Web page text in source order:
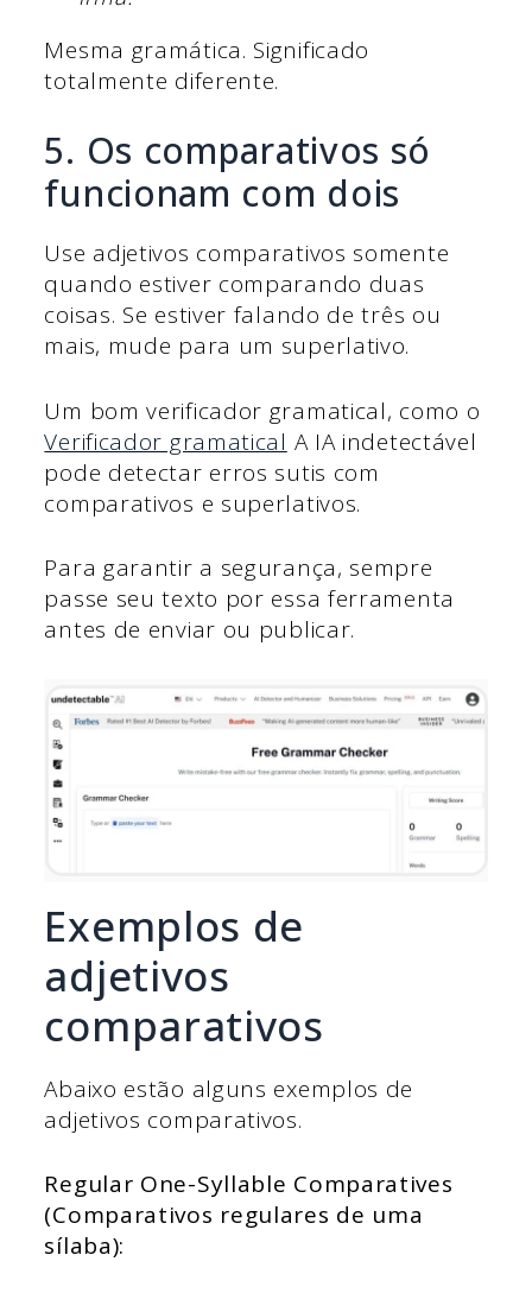
Mesma gramática. Significado
totalmente diferente.
5. Os comparativos só
funcionam com dois
Use adjetivos comparativos somente
quando estiver comparando duas
coisas. Se estiver falando de três ou
mais, mude para um superlativo.
Um bom verificador gramatical, como o
Verificador gramatical A IA indetectável
pode detectar erros sutis com
comparativos e superlativos.
Para garantir a segurança, sempre
passe seu texto por essa ferramenta
antes de enviar ou publicar.
Exemplos de
adjetivos
comparativos
Abaixo estão alguns exemplos de
adjetivos comparativos.
Regular One-Syllable Comparatives
(Comparativos regulares de uma
sílaba):